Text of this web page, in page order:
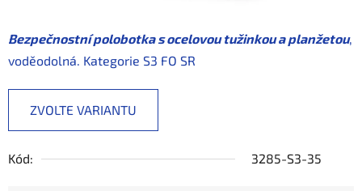
Bezpečnostní polobotka s ocelovou tužinkou a planžetou,
voděodolná. Kategorie S3 FO SR
ZVOLTE VARIANTU
Kód: 3285-S3-35